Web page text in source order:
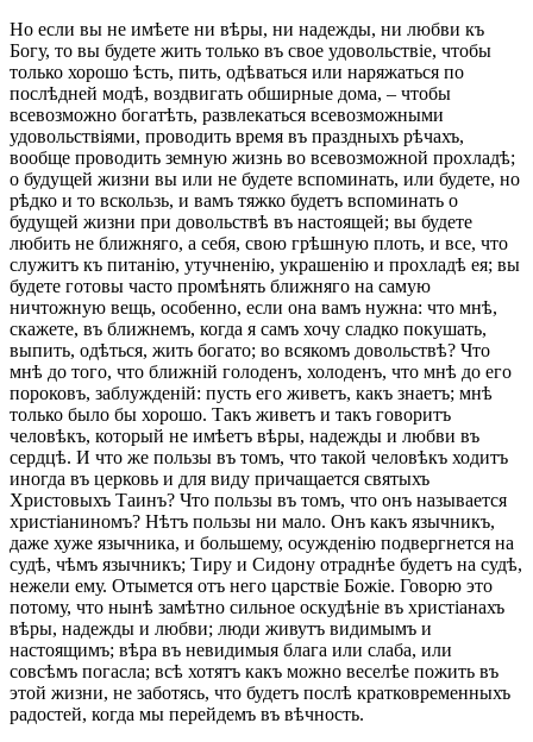
Но если вы не имѣете ни вѣры, ни надежды, ни любви къ
Богу, то вы будете жить только въ свое удовольствіе, чтобы
только хорошо ѣсть, пить, одѣваться или наряжаться по
послѣдней модѣ, воздвигать обширные дома, – чтобы
всевозможно богатѣть, развлекаться всевозможными
удовольствіями, проводить время въ праздныхъ рѣчахъ,
вообще проводить земную жизнь во всевозможной прохладѣ;
о будущей жизни вы или не будете вспоминать, или будете, но
рѣдко и то вскользь, и вамъ тяжко будетъ вспоминать о
будущей жизни при довольствѣ въ настоящей; вы будете
любить не ближняго, а себя, свою грѣшную плоть, и все, что
служитъ къ питанію, утучненію, украшенію и прохладѣ ея; вы
будете готовы часто промѣнять ближняго на самую
ничтожную вещь, особенно, если она вамъ нужна: что мнѣ,
скажете, въ ближнемъ, когда я самъ хочу сладко покушать,
выпить, одѣться, жить богато; во всякомъ довольствѣ? Что
мнѣ до того, что ближній голоденъ, холоденъ, что мнѣ до его
пороковъ, заблужденій: пусть его живетъ, какъ знаетъ; мнѣ
только было бы хорошо. Такъ живетъ и такъ говоритъ
человѣкъ, который не имѣетъ вѣры, надежды и любви въ
сердцѣ. И что же пользы въ томъ, что такой человѣкъ ходитъ
иногда въ церковь и для виду причащается святыхъ
Христовыхъ Таинъ? Что пользы въ томъ, что онъ называется
христіаниномъ? Нѣтъ пользы ни мало. Онъ какъ язычникъ,
даже хуже язычника, и большему, осужденію подвергнется на
судѣ, чѣмъ язычникъ; Тиру и Сидону отраднѣе будетъ на судѣ,
нежели ему. Отымется отъ него царствіе Божіе. Говорю это
потому, что нынѣ замѣтно сильное оскудѣніе въ христіанахъ
вѣры, надежды и любви; люди живутъ видимымъ и
настоящимъ; вѣра въ невидимыя блага или слаба, или
совсѣмъ погасла; всѣ хотятъ какъ можно веселѣе пожить въ
этой жизни, не заботясь, что будетъ послѣ кратковременныхъ
радостей, когда мы перейдемъ въ вѣчность.